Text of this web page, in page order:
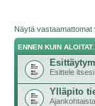
Näytä vastaamattomat
ENNEN KUIN ALOITAT...
Esittele
Ylläpito